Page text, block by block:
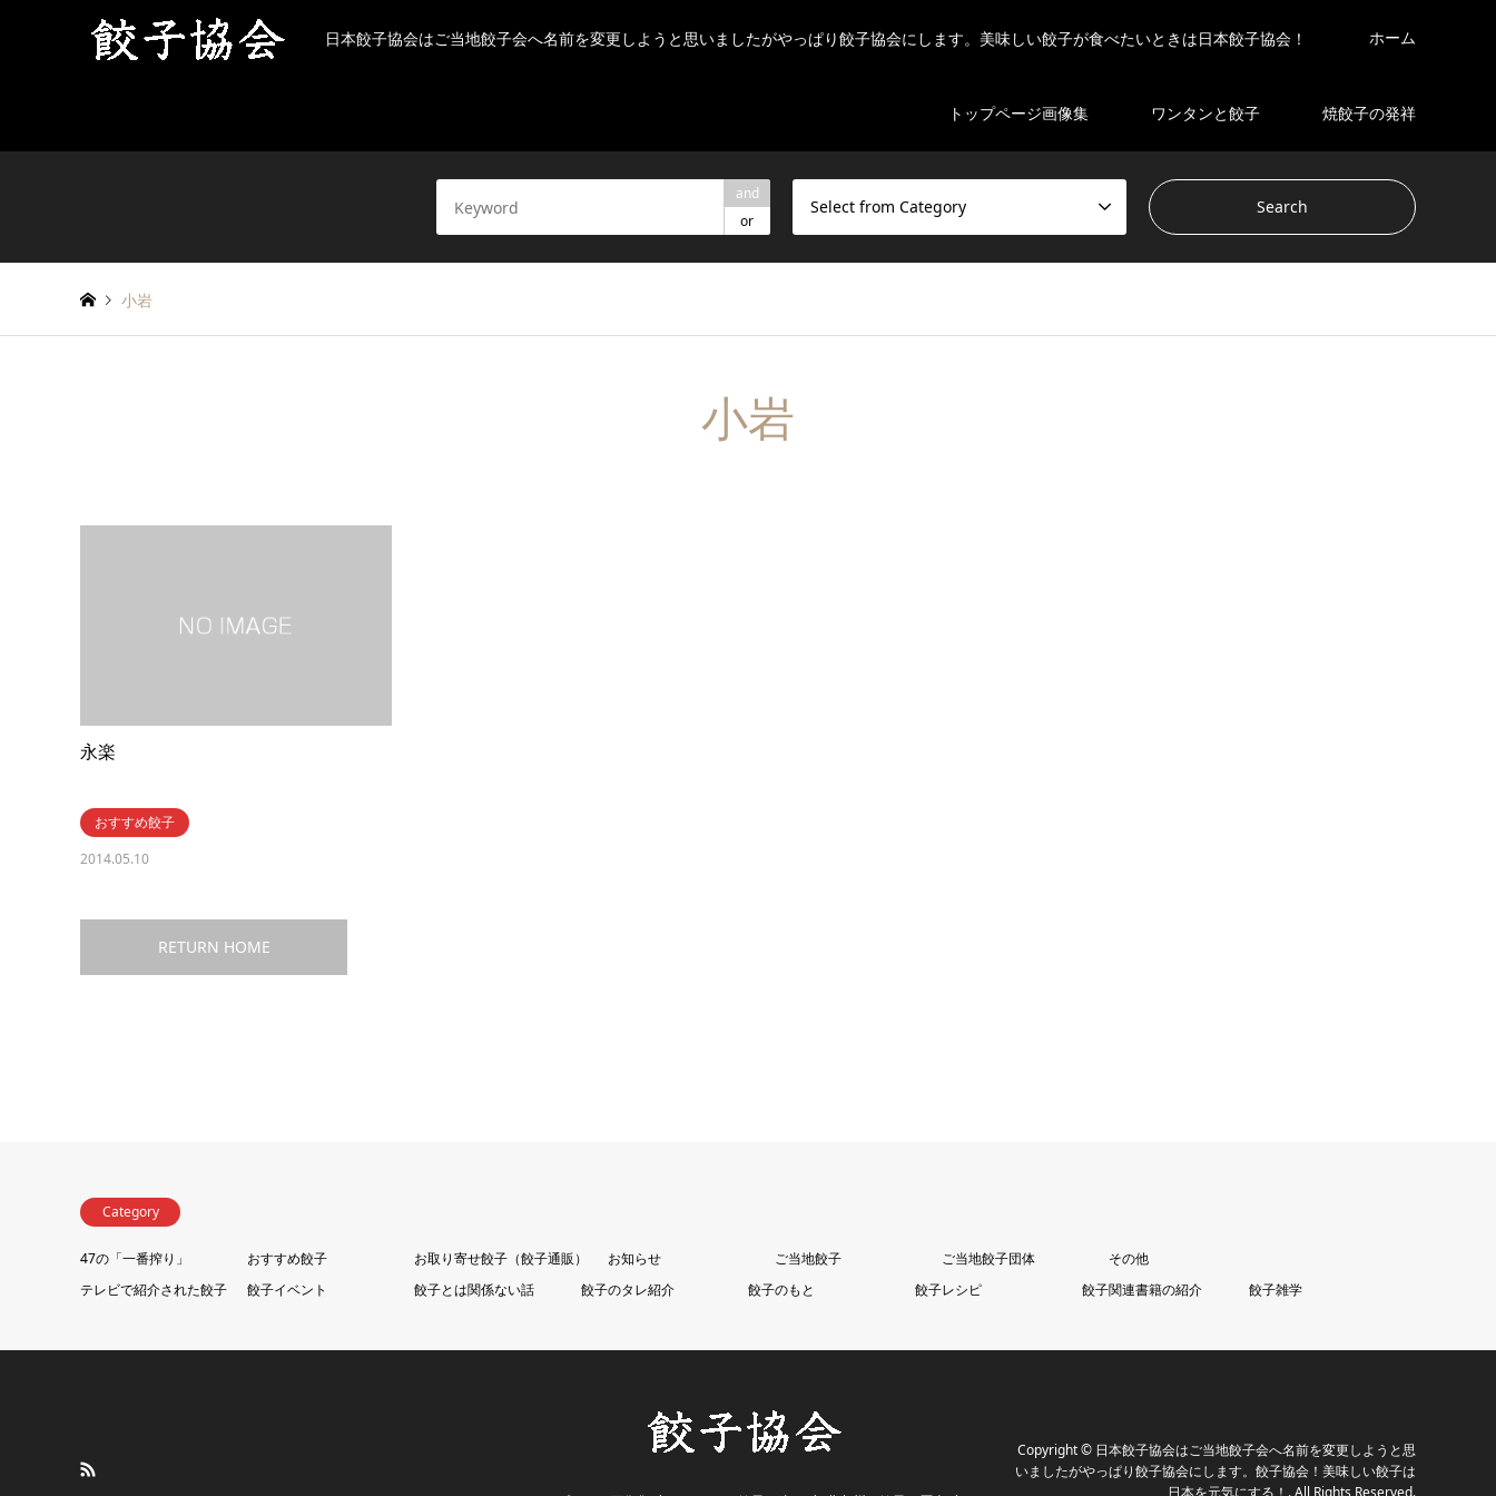
日本餃子協会はご当地餃子会へ名前を変更しようと思いましたがやっぱり餃子協会にします。美味しい餃子が食べたいときは日本餃子協会！ ホーム
トップページ画像集 ワンタンと餃子 焼餃子の発祥
and
or
Select from Category
小岩
小岩
永楽
おすすめ餃子
2014.05.10
RETURN HOME
Category
47の「一番搾り」 おすすめ餃子 お取り寄せ餃子（餃子通販） お知らせ ご当地餃子 ご当地餃子団体
その他
テレビで紹介された餃子
餃子イベント 餃子とは関係ない話 餃子のタレ紹介 餃子のもと 餃子レシピ 餃子関連書籍の紹介 餃子雑学
Copyright© 日本餃子協会はご当地餃子会へ名前を変更しようと思
いましたがやっぱり餃子協会にします。餃子協会！美味しい餃子は
日本を元気にする！ . All Rights Reserved.